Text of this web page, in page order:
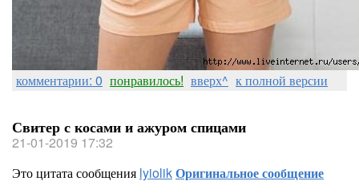
комментарии: 0 понравилось! вверх^ к полной версии
Свитер с косами и ажуром спицами
21-01-2019 17:32
Это цитата сообщения lyiolikОригинальное сообщение